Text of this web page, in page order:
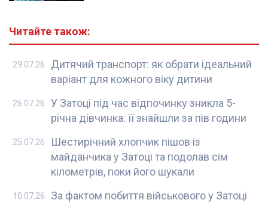
Читайте також:
Дитячий транспорт: як обрати ідеальний
варіант для кожного віку дитини
29.07.26
У Затоці під час відпочинку зникла 5-
річна дівчинка: її знайшли за пів години
26.07.26
Шестирічний хлопчик пішов із
майданчика у Затоці та подолав сім
кілометрів, поки його шукали
25.07.26
За фактом побиття військового у Затоці
10.07.26